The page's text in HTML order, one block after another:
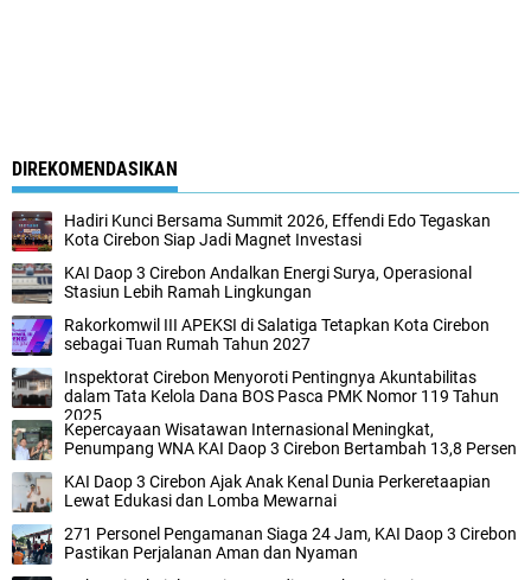
DIREKOMENDASIKAN
Hadiri Kunci Bersama Summit 2026, Effendi Edo Tegaskan
Kota Cirebon Siap Jadi Magnet Investasi
KAI Daop 3 Cirebon Andalkan Energi Surya, Operasional
Stasiun Lebih Ramah Lingkungan
Rakorkomwil III APEKSI di Salatiga Tetapkan Kota Cirebon
sebagai Tuan Rumah Tahun 2027
Inspektorat Cirebon Menyoroti Pentingnya Akuntabilitas
dalam Tata Kelola Dana BOS Pasca PMK Nomor 119 Tahun
2025
Kepercayaan Wisatawan Internasional Meningkat,
Penumpang WNA KAI Daop 3 Cirebon Bertambah 13,8 Persen
KAI Daop 3 Cirebon Ajak Anak Kenal Dunia Perkeretaapian
Lewat Edukasi dan Lomba Mewarnai
271 Personel Pengamanan Siaga 24 Jam, KAI Daop 3 Cirebon
Pastikan Perjalanan Aman dan Nyaman